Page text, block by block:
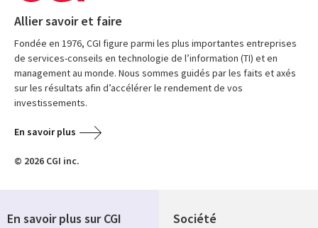
Allier savoir et faire
Fondée en 1976, CGI figure parmi les plus importantes entreprises
de services-conseils en technologie de l’information (TI) et en
management au monde. Nous sommes guidés par les faits et axés
sur les résultats afin d’accélérer le rendement de vos
investissements.
En savoir plus
© 2026 CGI inc.
Société
En savoir plus sur CGI